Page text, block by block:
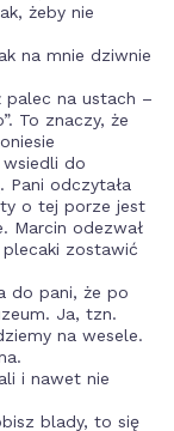
żeby nie
na mnie dziwnie
palec na ustach –
To znaczy, że
wsiedli do
Pani odczytała
o tej porze jest
Marcin odezwał
zostawić
do pani, że po
Ja, tzn.
na wesele.
i nawet nie
blady, to się